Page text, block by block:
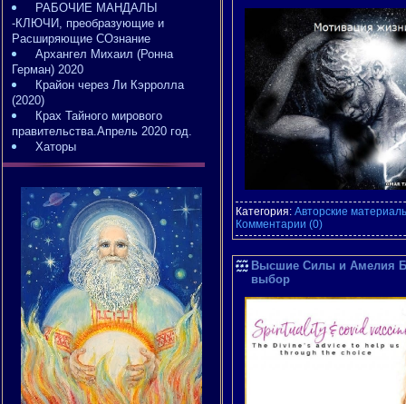
РАБОЧИЕ МАНДАЛЫ
-КЛЮЧИ, преобразующие и
Расширяющие СОзнание
Архангел Михаил (Ронна
Герман) 2020
Крайон через Ли Кэрролла
(2020)
Крах Тайного мирового
правительства.Апрель 2020 год.
Хаторы
Категория: Авторские
Комментарии (0)
Высшие Силы и Амелия
выбор